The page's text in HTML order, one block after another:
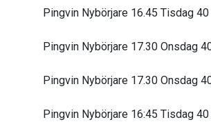
Pingvin Nybörjare 16.45 Tisdag
Pingvin Nybörjare 17.30 Onsdag
Pingvin Nybörjare 17.30 Onsdag
Pingvin Nybörjare 16:45 Tisdag